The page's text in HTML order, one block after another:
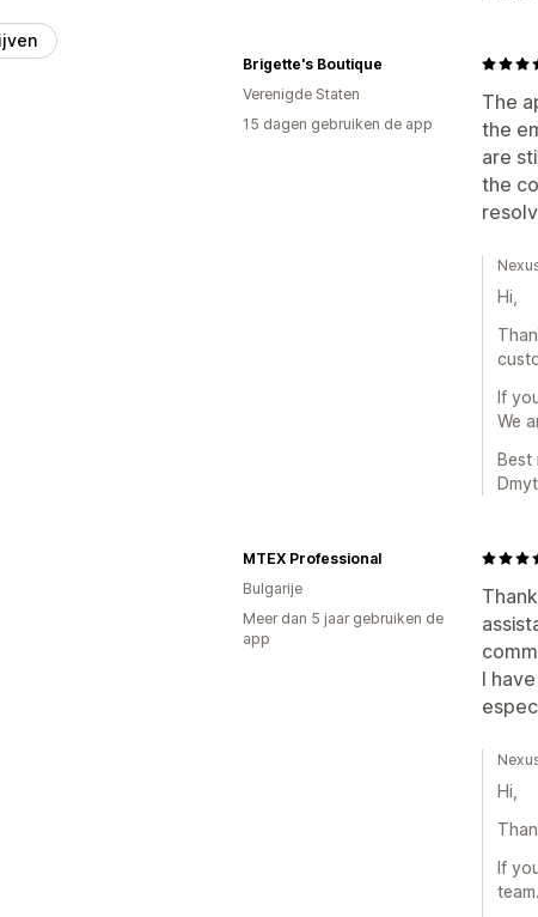
The
the
are
the
Brigette's Boutique
Verenigde Staten
15 dagen gebruiken de app
Hi,
If
We
Best
I
MTEX Professional
Bulgarije
Meer dan 5 jaar gebruiken de
app
Hi,
If